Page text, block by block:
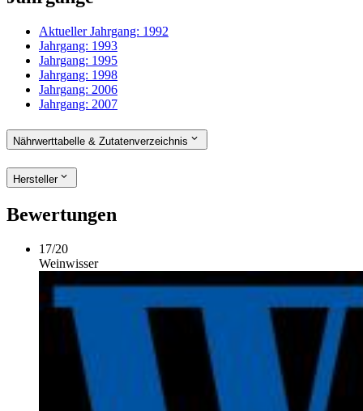
Aktueller Jahrgang: 1992
Jahrgang: 1993
Jahrgang: 1995
Jahrgang: 1998
Jahrgang: 2006
Jahrgang: 2007
Nährwerttabelle & Zutatenverzeichnis
Hersteller
Bewertungen
17/20
Weinwisser